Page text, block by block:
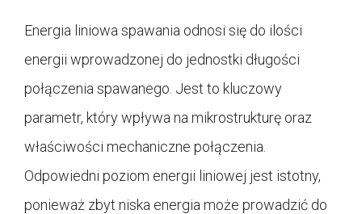
Energia liniowa spawania odnosi się do ilości
energii wprowadzonej do jednostki długości
połączenia spawanego. Jest to kluczowy
parametr, który wpływa na mikrostrukturę oraz
właściwości mechaniczne połączenia.
Odpowiedni poziom energii liniowej jest istotny,
ponieważ zbyt niska energia może prowadzić do